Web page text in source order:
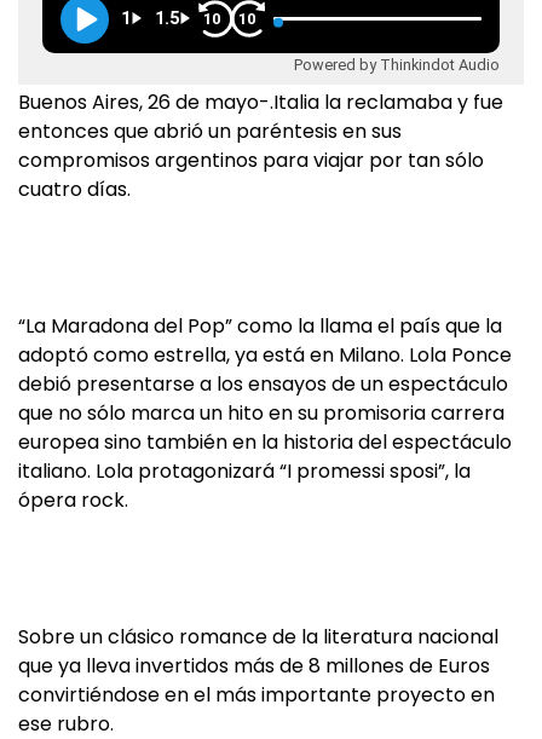
1 1.5 10 10
Powered by Thinkindot Audio
Buenos Aires, 26 de mayo-.Italia la reclamaba y fue
entonces que abrió un paréntesis en sus
compromisos argentinos para viajar por tan sólo
cuatro días.
“La Maradona del Pop” como la llama el país que la
adoptó como estrella, ya está en Milano. Lola Ponce
debió presentarse a los ensayos de un espectáculo
que no sólo marca un hito en su promisoria carrera
europea sino también en la historia del espectáculo
italiano. Lola protagonizará “I promessi sposi”, la
ópera rock.
Sobre un clásico romance de la literatura nacional
que ya lleva invertidos más de 8 millones de Euros
convirtiéndose en el más importante proyecto en
ese rubro.